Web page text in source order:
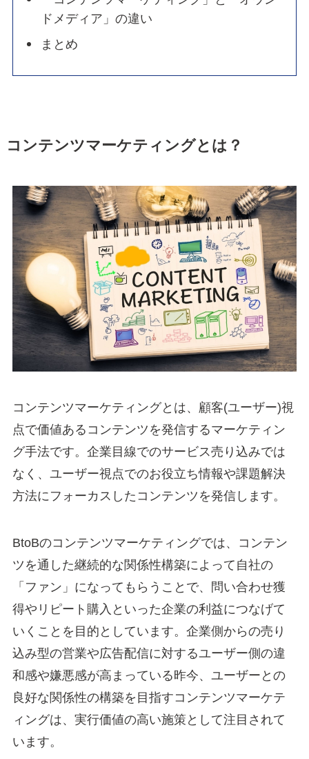
ドメディア」の違い
まとめ
コンテンツマーケティングとは？
コンテンツマーケティングとは、顧客(ユーザー)視
点で価値あるコンテンツを発信するマーケティン
グ手法です。企業目線でのサービス売り込みでは
なく、ユーザー視点でのお役立ち情報や課題解決
方法にフォーカスしたコンテンツを発信します。
BtoBのコンテンツマーケティングでは、コンテン
ツを通した継続的な関係性構築によって自社の
「ファン」になってもらうことで、問い合わせ獲
得やリピート購入といった企業の利益につなげて
いくことを目的としています。企業側からの売り
込み型の営業や広告配信に対するユーザー側の違
和感や嫌悪感が高まっている昨今、ユーザーとの
良好な関係性の構築を目指すコンテンツマーケテ
ィングは、実行価値の高い施策として注目されて
います。